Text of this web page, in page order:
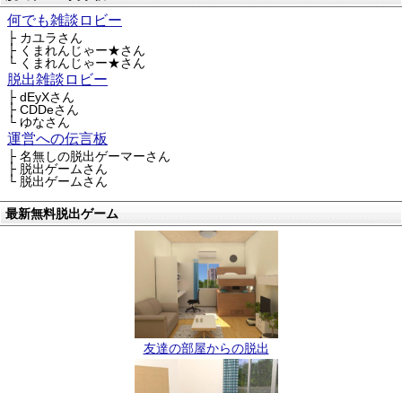
何でも雑談ロビー
├ カユラさん
├ くまれんじゃー★さん
└ くまれんじゃー★さん
脱出雑談ロビー
├ dEyXさん
├ CDDeさん
└ ゆなさん
運営への伝言板
├ 名無しの脱出ゲーマーさん
├ 脱出ゲームさん
└ 脱出ゲームさん
最新無料脱出ゲーム
友達の部屋からの脱出